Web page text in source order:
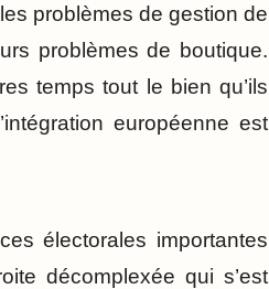
problèmes de gestion de
problèmes de boutique.
temps tout le bien qu’ils
européenne est
électorales importantes
décomplexée qui s’est